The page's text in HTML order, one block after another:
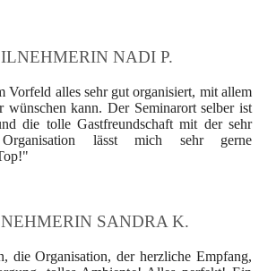
NADI P.
Vorfeld alles sehr gut organisiert, mit allem
wünschen kann. Der Seminarort selber ist
die tolle Gastfreundschaft mit der sehr
Organisation lässt mich sehr gerne
SANDRA K.
die Organisation, der herzliche Empfang,